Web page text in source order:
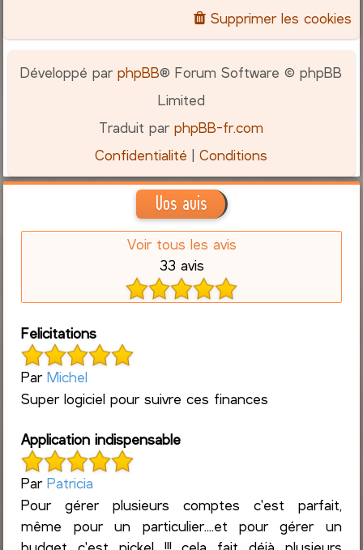
Supprimer les cookies
Développé parphpBB® Forum Software © phpBB
Limited
Traduit parphpBB-fr.com
Confidentialité |Conditions
Vos avis
Voir tous les avis
33 avis
Felicitations
ParMichel
Super logiciel pour suivre ces finances
Application indispensable
ParPatricia
Pour gérer plusieurs comptes c'est parfait,
même pour un particulier....et pour gérer un